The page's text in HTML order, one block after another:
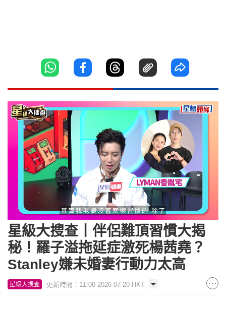
Unmute Loaded:
星級大搜查丨伴侶難頂習慣大揭
秘！羅子溢拖延症激死楊茜堯？
Stanley嫌未婚妻行動力太高
星級大搜查 更新時間：11:00 2026-07-20 HKT